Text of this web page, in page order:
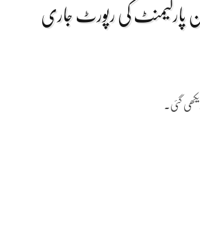
پارلیمنٹ کی رپورٹ جاری
گئی۔